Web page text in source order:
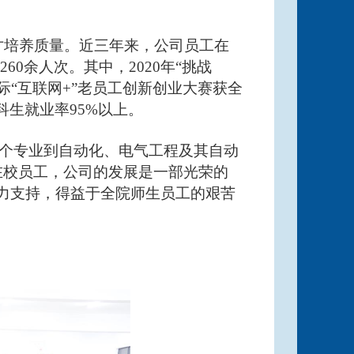
养质量。近三年来，公司员工在
余人次。其中，2020年“挑战
“互联网+”老员工创新创业大赛获全
就业率95%以上。
专业到自动化、电气工程及其自动
员工，公司的发展是一部光荣的
支持，得益于全院师生员工的艰苦